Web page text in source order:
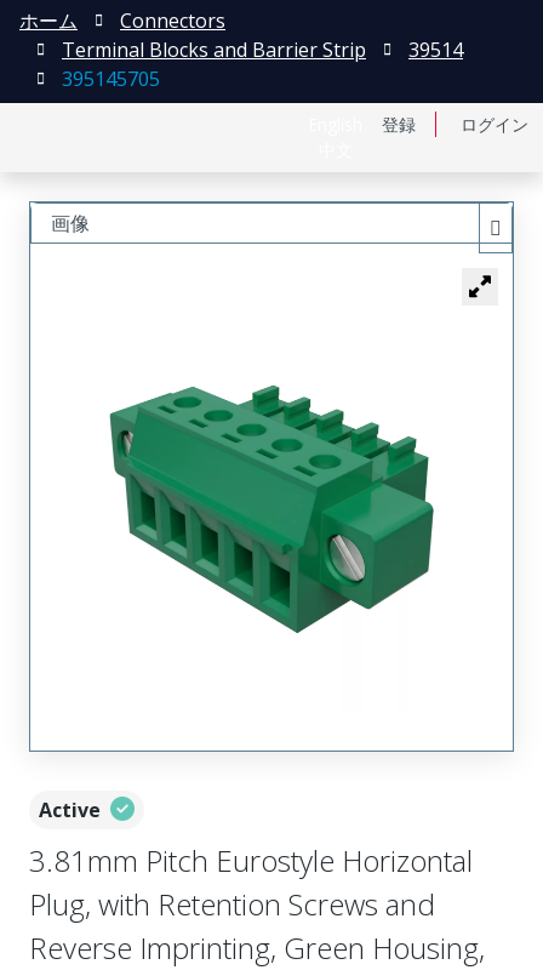
登録 ログイン
ホーム
Connectors
Terminal Blocks and Barrier Strip
39514
395145705
Active
3.81mm Pitch Eurostyle Horizontal
Plug, with Retention Screws and
Reverse Imprinting, Green Housing,
画像